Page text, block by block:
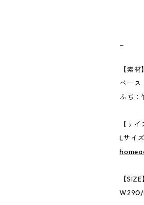
【素材】
ベース
ふち：
【サ
Lサイ
【